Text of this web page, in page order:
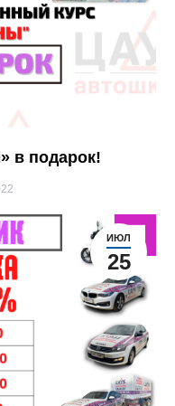
в подарок!
ИЮЛ
25